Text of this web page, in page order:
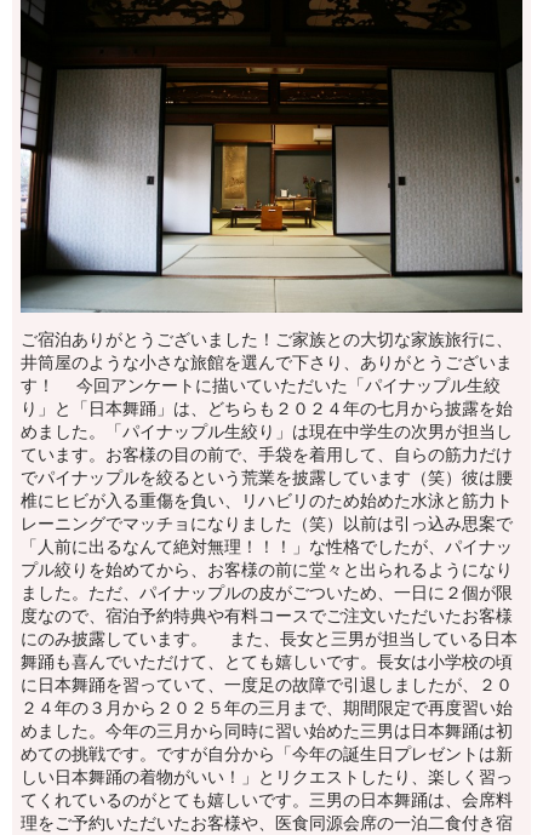
ご宿泊ありがとうございました！ご家族との大切な家族旅行に、
井筒屋のような小さな旅館を選んで下さり、ありがとうございま
す！ 今回アンケートに描いていただいた「パイナップル生絞
り」と「日本舞踊」は、どちらも２０２４年の七月から披露を始
めました。「パイナップル生絞り」は現在中学生の次男が担当し
ています。お客様の目の前で、手袋を着用して、自らの筋力だけ
でパイナップルを絞るという荒業を披露しています（笑）彼は腰
椎にヒビが入る重傷を負い、リハビリのため始めた水泳と筋力ト
レーニングでマッチョになりました（笑）以前は引っ込み思案で
「人前に出るなんて絶対無理！！！」な性格でしたが、パイナッ
プル絞りを始めてから、お客様の前に堂々と出られるようになり
ました。ただ、パイナップルの皮がごついため、一日に２個が限
度なので、宿泊予約特典や有料コースでご注文いただいたお客様
にのみ披露しています。 また、長女と三男が担当している日本
舞踊も喜んでいただけて、とても嬉しいです。長女は小学校の頃
に日本舞踊を習っていて、一度足の故障で引退しましたが、２０
２４年の３月から２０２５年の三月まで、期間限定で再度習い始
めました。今年の三月から同時に習い始めた三男は日本舞踊は初
めての挑戦です。ですが自分から「今年の誕生日プレゼントは新
しい日本舞踊の着物がいい！」とリクエストしたり、楽しく習っ
てくれているのがとても嬉しいです。三男の日本舞踊は、会席料
理をご予約いただいたお客様や、医食同源会席の一泊二食付き宿